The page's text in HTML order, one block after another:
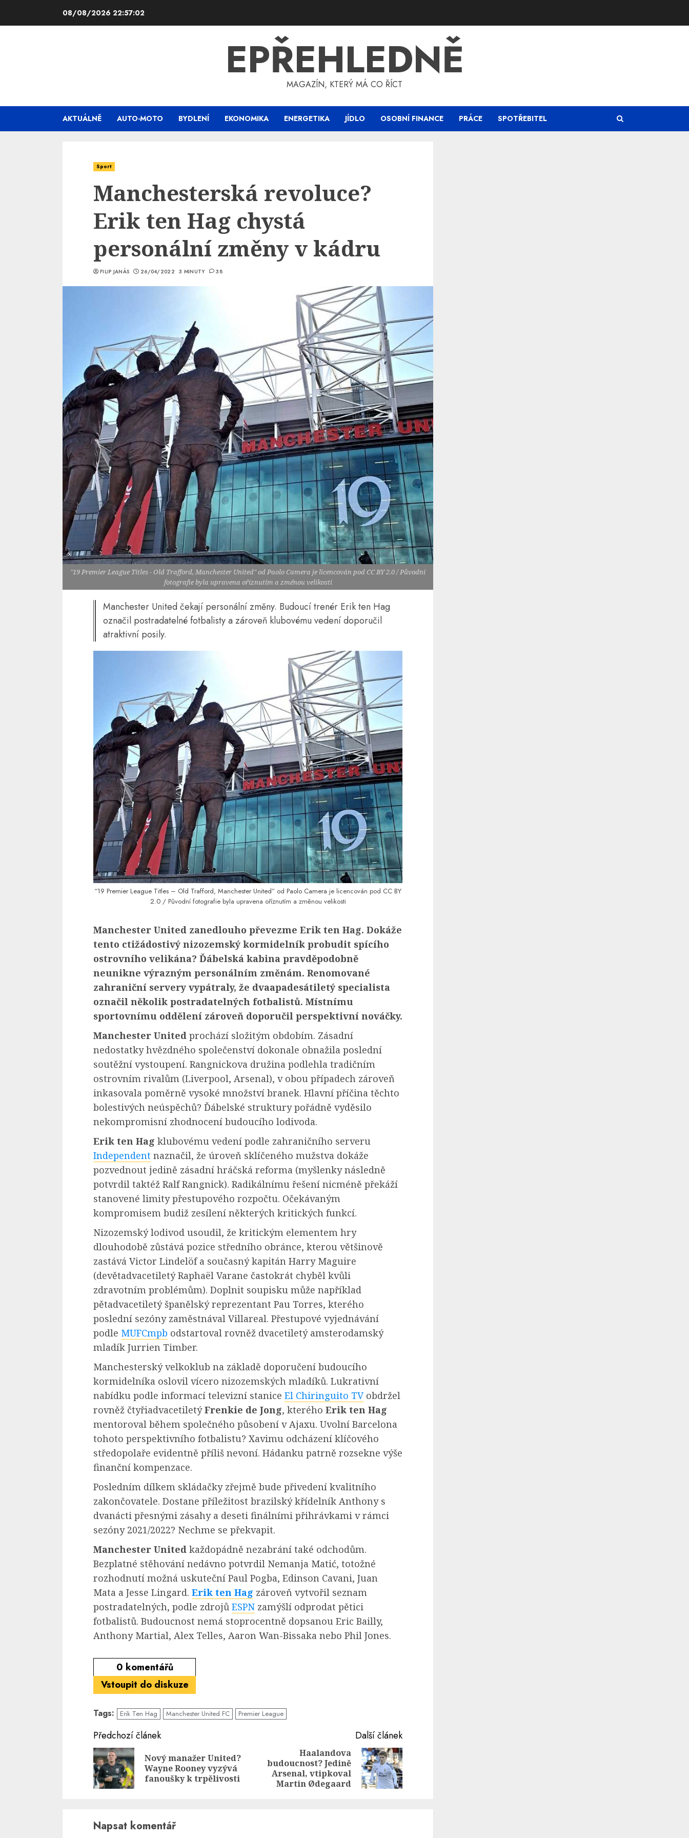
08/08/2026 22:57:04
EPŘEHLEDNĚ
MAGAZÍN, KTERÝ MÁ CO ŘÍCT
AKTUÁLNĚ AUTO-MOTO BYDLENÍ EKONOMIKA ENERGETIKA JÍDLO OSOBNÍ FINANCE PRÁCE SPOTŘEBITEL
Sport
Manchesterská revoluce?
Erik ten Hag chystá
personální změny v kádru
FILIP JANÁS 26/04/2022 3 MINUTY 38
"19 Premier League Titles - Old Trafford, Manchester United" od Paolo Camera je licencován pod CC BY 2.0 / Původní
fotografie byla upravena oříznutím a změnou velikosti
Manchester United čekají personální změny. Budoucí trenér Erik ten Hag
označil postradatelné fotbalisty a zároveň klubovému vedení doporučil
atraktivní posily.
“19 Premier League Titles – Old Trafford, Manchester United” od Paolo Camera je licencován pod CC BY
2.0/ Původní fotografie byla upravena oříznutím a změnou velikosti
Manchester United zanedlouho převezme Erik ten Hag. Dokáže
tento ctižádostivý nizozemský kormidelník probudit spícího
ostrovního velikána? Ďábelská kabina pravděpodobně
neunikne výrazným personálním změnám. Renomované
zahraniční servery vypátraly, že dvaapadesátiletý specialista
označil několik postradatelných fotbalistů. Místnímu
sportovnímu oddělení zároveň doporučil perspektivní nováčky.
Manchester United prochází složitým obdobím. Zásadní
nedostatky hvězdného společenství dokonale obnažila poslední
soutěžní vystoupení. Rangnickova družina podlehla tradičním
ostrovním rivalům (Liverpool, Arsenal), v obou případech zároveň
inkasovala poměrně vysoké množství branek. Hlavní příčina těchto
bolestivých neúspěchů? Ďábelské struktury pořádně vyděsilo
nekompromisní zhodnocení budoucího lodivoda.
Erik ten Hag klubovému vedení podle zahraničního serveru
Independent naznačil, že úroveň sklíčeného mužstva dokáže
pozvednout jedině zásadní hráčská reforma (myšlenky následně
potvrdil taktéž Ralf Rangnick). Radikálnímu řešení nicméně překáží
stanovené limity přestupového rozpočtu. Očekávaným
kompromisem budiž zesílení některých kritických funkcí.
Nizozemský lodivod usoudil, že kritickým elementem hry
dlouhodobě zůstává pozice středního obránce, kterou většinově
zastává Victor Lindelöf a současný kapitán Harry Maguire
(devětadvacetiletý Raphaël Varane častokrát chyběl kvůli
zdravotním problémům). Doplnit soupisku může například
pětadvacetiletý španělský reprezentant Pau Torres, kterého
poslední sezóny zaměstnával Villareal. Přestupové vyjednávání
podle MUFCmpb odstartoval rovněž dvacetiletý amsterodamský
mladík Jurrien Timber.
Manchesterský velkoklub na základě doporučení budoucího
kormidelníka oslovil vícero nizozemských mladíků. Lukrativní
nabídku podle informací televizní stanice El Chiringuito TVobdržel
rovněž čtyřiadvacetiletýFrenkie de Jong, kterého Erik ten Hag
mentoroval během společného působení v Ajaxu. Uvolní Barcelona
tohoto perspektivního fotbalistu? Xavimu odcházení klíčového
středopolaře evidentně příliš nevoní. Hádanku patrně rozsekne výše
finanční kompenzace.
Posledním dílkem skládačky zřejmě bude přivedení kvalitního
zakončovatele. Dostane příležitost brazilský křídelník Anthony s
dvanácti přesnými zásahy a deseti finálními přihrávkami v rámci
sezóny 2021/2022? Nechme se překvapit.
Manchester United každopádně nezabrání také odchodům.
Bezplatné stěhování nedávno potvrdil Nemanja Matić, totožné
rozhodnutí možná uskuteční Paul Pogba, Edinson Cavani, Juan
Mata a Jesse Lingard. Erik ten Hag zároveň vytvořil seznam
postradatelných, podle zdrojů ESPN zamýšlí odprodat pětici
fotbalistů. Budoucnost nemá stoprocentně dopsanou Eric Bailly,
Anthony Martial, Alex Telles, Aaron Wan-Bissaka nebo Phil Jones.
0 komentářů
Vstoupit do diskuze
Tags: Erik Ten Hag Manchester United FC Premier League
Continue
Reading
Předchozí článek
Previous
Nový manažer United?
Wayne Rooney vyzývá
fanoušky k trpělivosti
Další článek
Next
Haalandova
budoucnost? Jedině
Arsenal, vtipkoval
Martin Ødegaard
Napsat komentář